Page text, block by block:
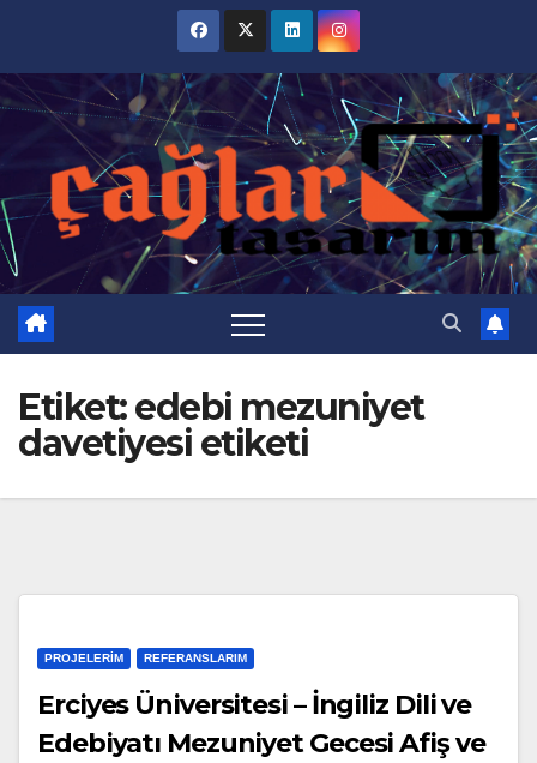
content
Etiket:edebi mezuniyet
davetiyesi etiketi
PROJELERIM REFERANSLARIM
Erciyes Üniversitesi – İngiliz Dili ve
Edebiyatı Mezuniyet Gecesi Afiş ve